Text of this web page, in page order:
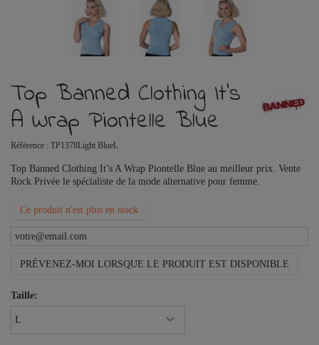
Top Banned Clothing It’s
A Wrap Piontelle Blue
Référence : TP1378Light BlueL
Top Banned Clothing It’s A Wrap Piontelle Blue au meilleur prix. Vente
Rock Privée le spécialiste de la mode alternative pour femme.
Ce produit n'est plus en stock
PRÉVENEZ-MOI LORSQUE LE PRODUIT EST DISPONIBLE
Taille: